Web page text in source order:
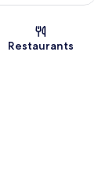
Restaurants